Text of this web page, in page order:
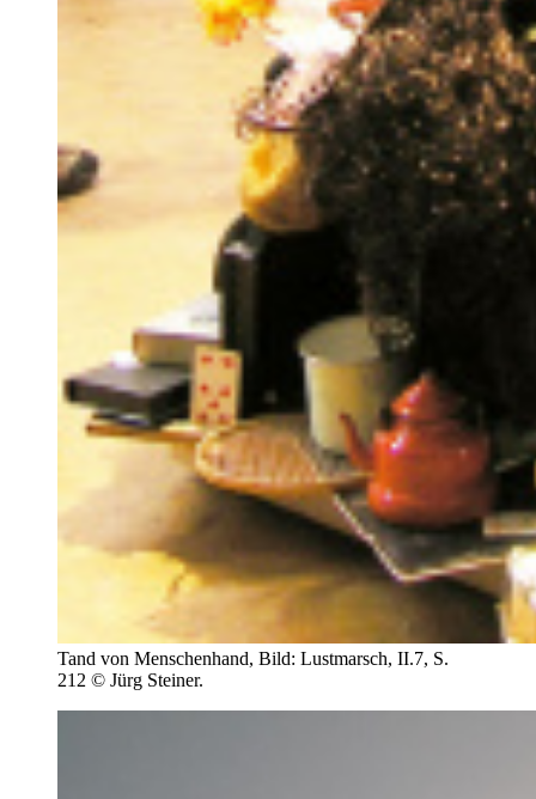
Tand von Menschenhand, Bild: Lustmarsch, II.7, S.
212 © Jürg Steiner.